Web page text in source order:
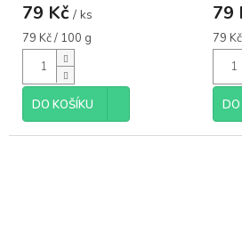
79 Kč / ks
Měrná
cena:
79 Kč / 100 g
DO KOŠÍKU
79
Měrná
cena:
79
DO